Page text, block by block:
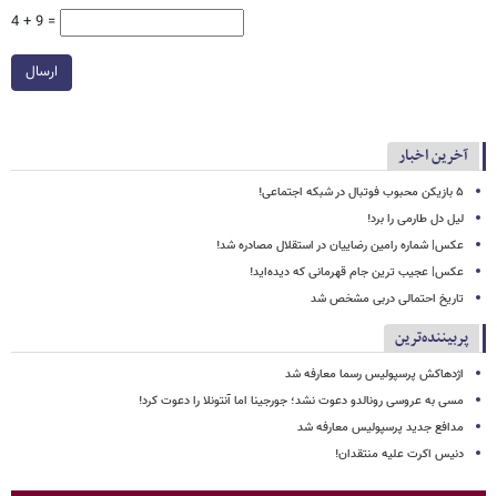
4 + 9 =
ارسال
آخرین اخبار
۵ بازیکن محبوب فوتبال در شبکه اجتماعی!
لیل دل طارمی را برد!
عکس| شماره رامین رضاییان در استقلال مصادره شد!
عکس| عجیب ترین جام قهرمانی که دیده‌اید!
تاریخ احتمالی دربی مشخص شد
پربیننده‌ترین
اژدهاکش پرسپولیس رسما معارفه شد
مسی به عروسی رونالدو دعوت نشد؛ جورجینا اما آنتونلا را دعوت کرد!
مدافع جدید پرسپولیس معارفه شد
دنیس اکرت علیه منتقدان!